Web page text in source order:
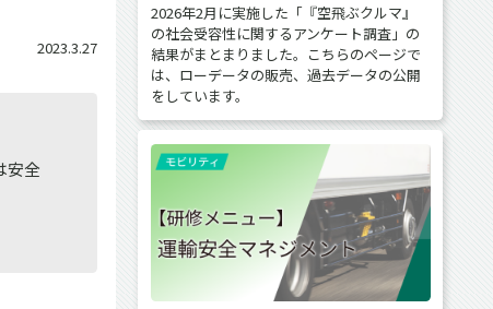
2023.3.27
安全
2026年2月に実施した「『空飛ぶクルマ』
の社会受容性に関するアンケート調査」の
結果がまとまりました。こちらのページで
は、ローデータの販売、過去データの公開
をしています。